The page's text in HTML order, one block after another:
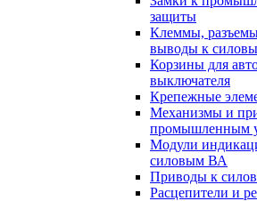
защиты
Клеммы,
выводы к
Корзины для
выключателя
Крепежные
Механизмы и
промышленным
Модули
силовым ВА
Приводы к
Расцепители и